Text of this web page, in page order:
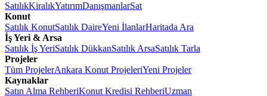
SatılıkKiralıkYatırımDanışmanlarSat
Konut
Satılık KonutSatılık DaireYeni İlanlarHaritada Ara
İş Yeri & Arsa
Satılık İş YeriSatılık DükkanSatılık ArsaSatılık Tarla
Projeler
Tüm ProjelerAnkara Konut ProjeleriYeni Projeler
Kaynaklar
Satın Alma RehberiKonut Kredisi RehberiUzman